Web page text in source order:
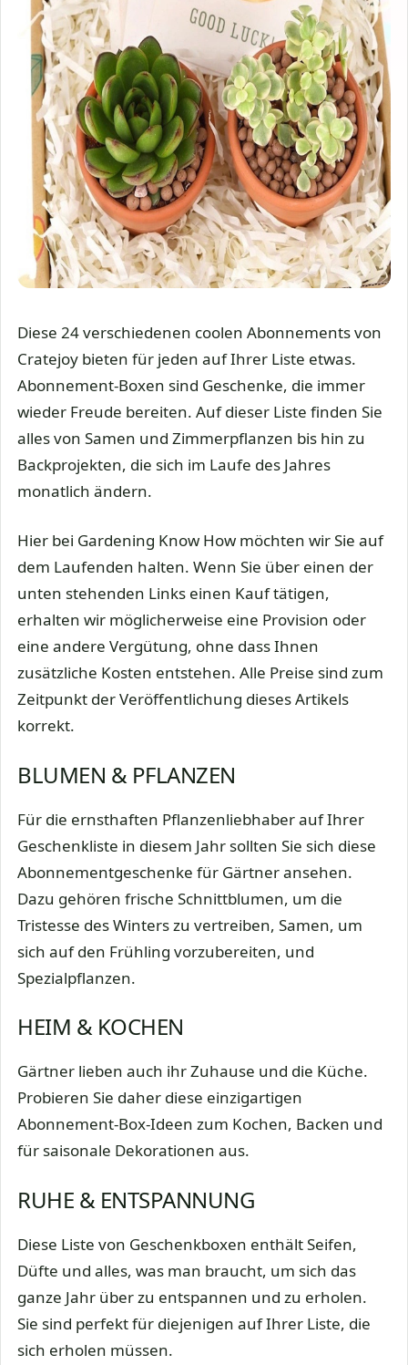
Diese 24 verschiedenen coolen Abonnements von
Cratejoy bieten für jeden auf Ihrer Liste etwas.
Abonnement-Boxen sind Geschenke, die immer
wieder Freude bereiten. Auf dieser Liste finden Sie
alles von Samen und Zimmerpflanzen bis hin zu
Backprojekten, die sich im Laufe des Jahres
monatlich ändern.
Hier bei Gardening Know How möchten wir Sie auf
dem Laufenden halten. Wenn Sie über einen der
unten stehenden Links einen Kauf tätigen,
erhalten wir möglicherweise eine Provision oder
eine andere Vergütung, ohne dass Ihnen
zusätzliche Kosten entstehen. Alle Preise sind zum
Zeitpunkt der Veröffentlichung dieses Artikels
korrekt.
BLUMEN & PFLANZEN
Für die ernsthaften Pflanzenliebhaber auf Ihrer
Geschenkliste in diesem Jahr sollten Sie sich diese
Abonnementgeschenke für Gärtner ansehen.
Dazu gehören frische Schnittblumen, um die
Tristesse des Winters zu vertreiben, Samen, um
sich auf den Frühling vorzubereiten, und
Spezialpflanzen.
HEIM & KOCHEN
Gärtner lieben auch ihr Zuhause und die Küche.
Probieren Sie daher diese einzigartigen
Abonnement-Box-Ideen zum Kochen, Backen und
für saisonale Dekorationen aus.
RUHE & ENTSPANNUNG
Diese Liste von Geschenkboxen enthält Seifen,
Düfte und alles, was man braucht, um sich das
ganze Jahr über zu entspannen und zu erholen.
Sie sind perfekt für diejenigen auf Ihrer Liste, die
sich erholen müssen.